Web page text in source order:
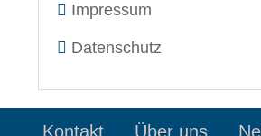
Impressum
Datenschutz
Kontakt Über uns